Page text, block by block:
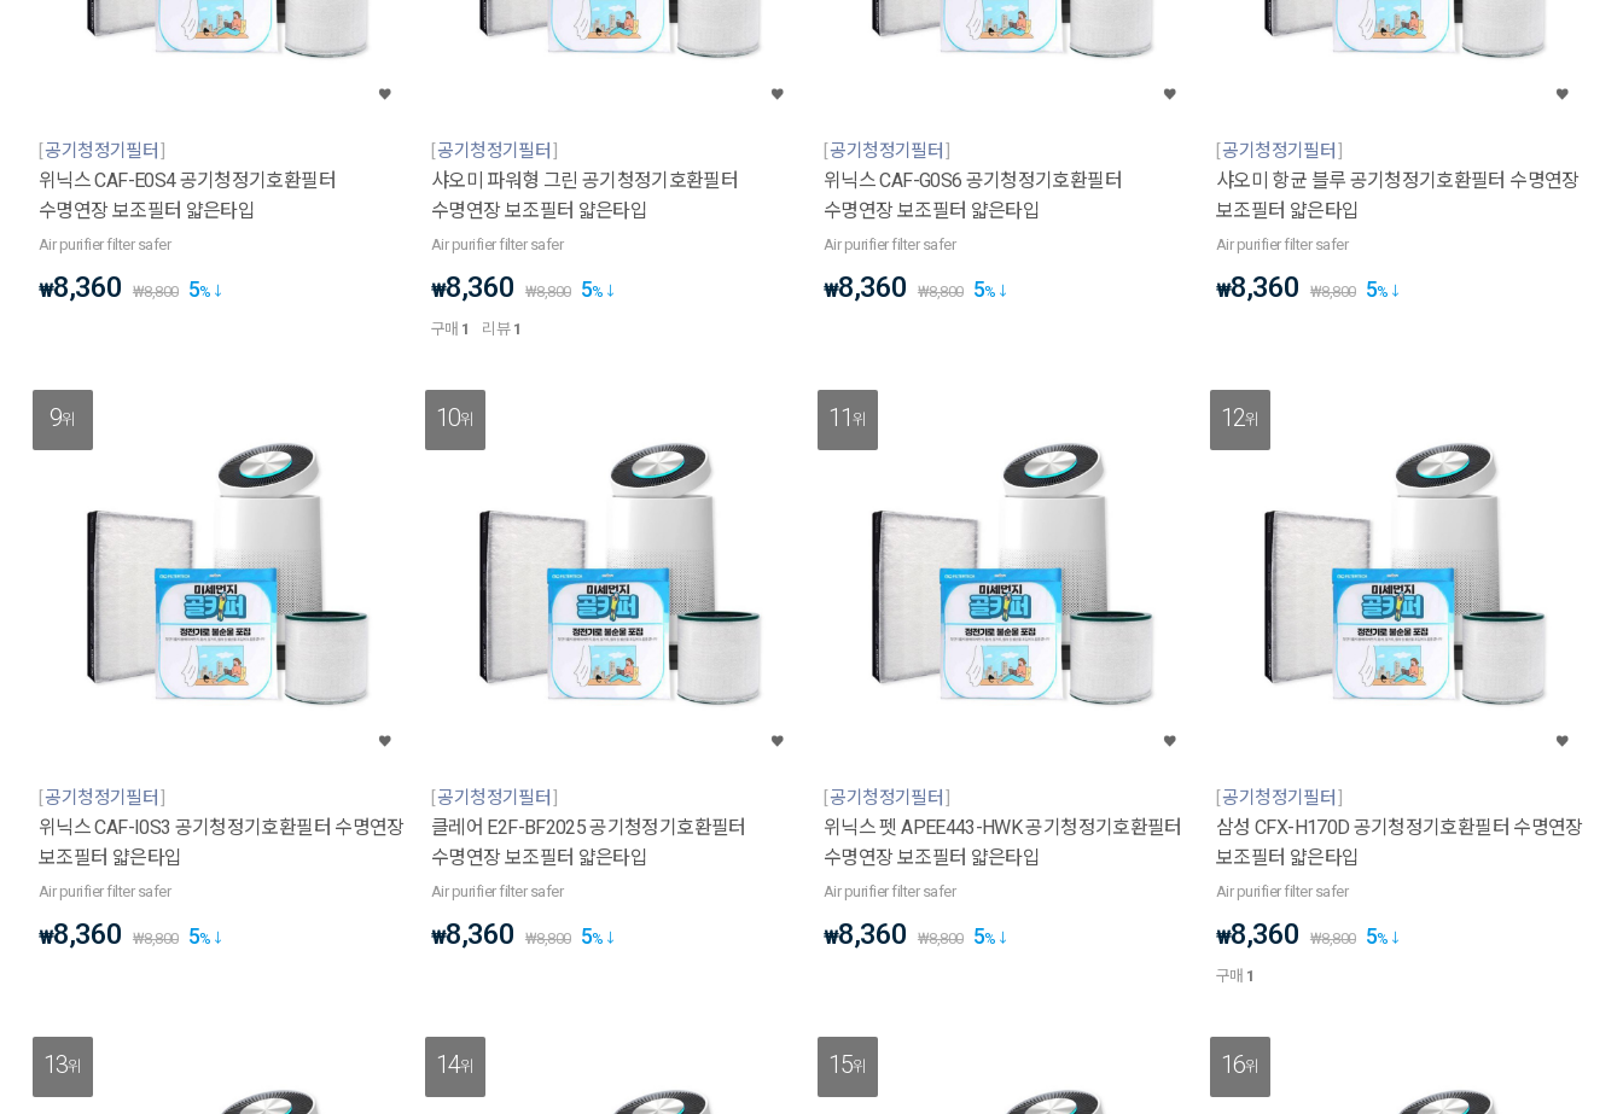
공기청정기필터
위닉스 CAF-E0S4 공기청정기호환필터
수명연장 보조필터 얇은타입
Air purifier filter safer
₩8,360 ₩8,800 5%
공기청정기필터
샤오미 파워형 그린 공기청정기호환필터
수명연장 보조필터 얇은타입
Air purifier filter safer
₩8,360 ₩8,800 5%
구매 1 리뷰 1
공기청정기필터
위닉스 CAF-G0S6 공기청정기호환필터
수명연장 보조필터 얇은타입
Air purifier filter safer
₩8,360 ₩8,800 5%
공기청정기필터
샤오미 항균 블루 공기청정기호환필터 수명연장
보조필터 얇은타입
Air purifier filter safer
₩8,360 ₩8,800 5%
9위
공기청정기필터
위닉스 CAF-I0S3 공기청정기호환필터 수명연장
보조필터 얇은타입
Air purifier filter safer
₩8,360 ₩8,800 5%
10위
공기청정기필터
클레어 E2F-BF2025 공기청정기호환필터
수명연장 보조필터 얇은타입
Air purifier filter safer
₩8,360 ₩8,800 5%
11위
공기청정기필터
위닉스 펫 APEE443-HWK 공기청정기호환필터
수명연장 보조필터 얇은타입
Air purifier filter safer
₩8,360 ₩8,800 5%
12위
공기청정기필터
삼성 CFX-H170D 공기청정기호환필터 수명연장
보조필터 얇은타입
Air purifier filter safer
₩8,360 ₩8,800 5%
구매 1
13위 14위 15위 16위